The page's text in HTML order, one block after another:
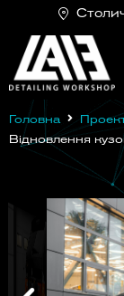
Головна
Відновлення